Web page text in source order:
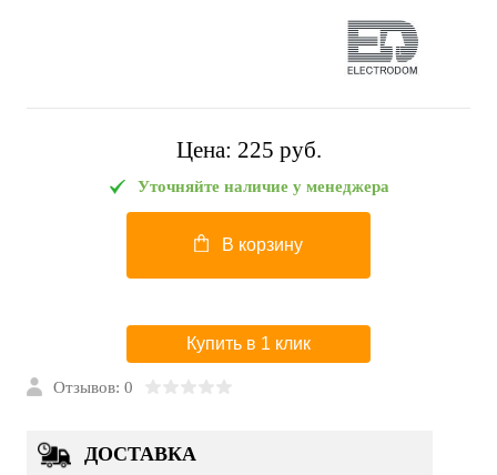
Цена: 225 pуб.
Уточняйте наличие у менеджера
В корзину
Купить в 1 клик
Отзывов: 0
ДОСТАВКА